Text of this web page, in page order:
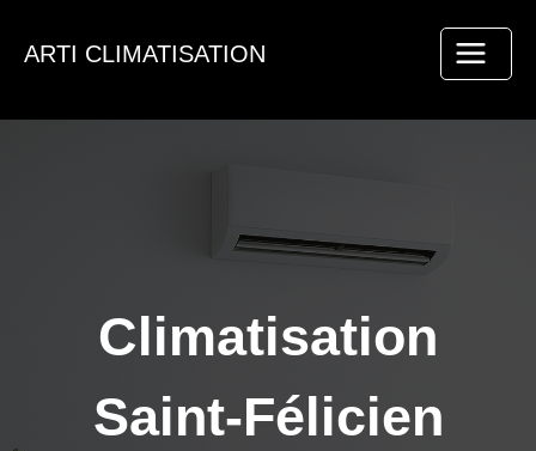
ARTI CLIMATISATION
Climatisation
Saint-Félicien